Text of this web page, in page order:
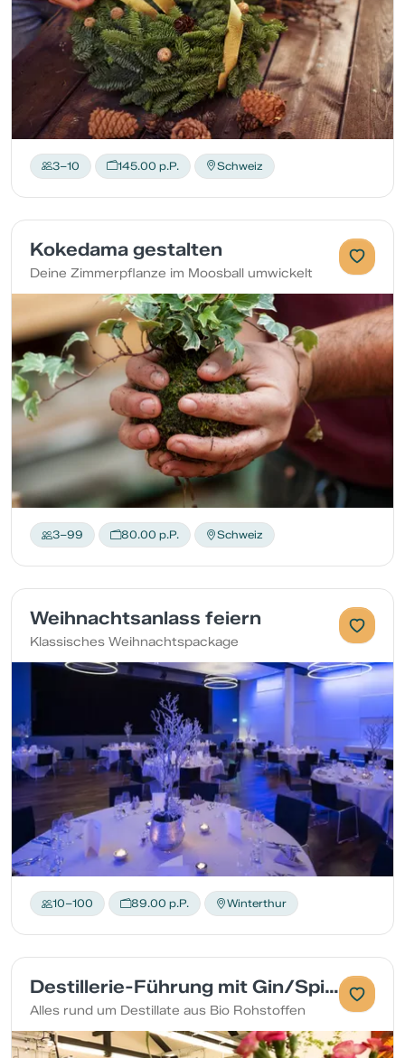
3–10 145.00 p.P. Schweiz
Kokedama gestalten
Deine Zimmerpflanze im Moosball umwickelt
3–99 80.00 p.P. Schweiz
Weihnachtsanlass feiern
Klassisches Weihnachtspackage
10–100 89.00 p.P. Winterthur
Destillerie-Führung mit Gin/Spirituosen-Degustation
Alles rund um Destillate aus Bio Rohstoffen